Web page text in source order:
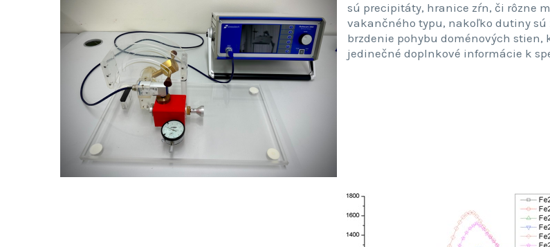
sú precipitáty, hranice zŕn, či rôzne
vakančného typu, nakoľko dutiny sú
brzdenie pohybu doménových
jedinečné doplnkové informácie k